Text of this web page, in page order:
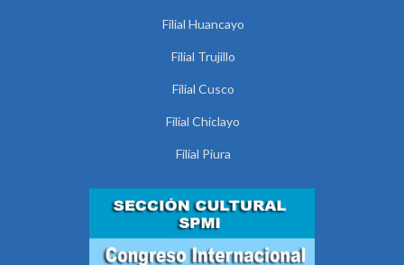
Filial Huancayo
Filial Trujillo
Filial Cusco
Filial Chiclayo
Filial Piura